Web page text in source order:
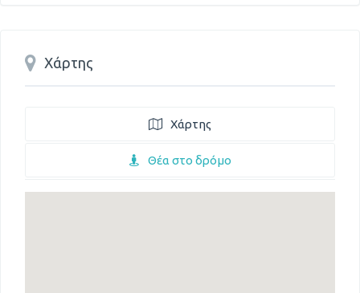
Χάρτης
Χάρτης
Θέα στο δρόμο